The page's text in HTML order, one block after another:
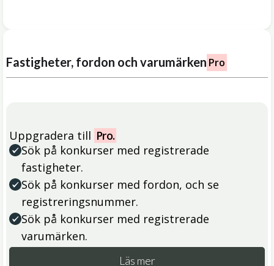
Fastigheter, fordon och varumärken Pro
Uppgradera till Pro.
Sök på konkurser med registrerade
fastigheter.
Sök på konkurser med fordon, och se
registreringsnummer.
Sök på konkurser med registrerade
varumärken.
Läs mer